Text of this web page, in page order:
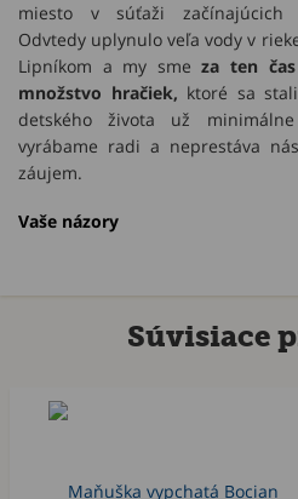
miesto v súťaži začínajúcich
Odvtedy uplynulo veľa vody v
Lipníkom a my smeza ten
množstvo hračiek, ktoré sa
detského života už
vyrábame radi a neprestáva
záujem.
Vaše názory
Súvisiace